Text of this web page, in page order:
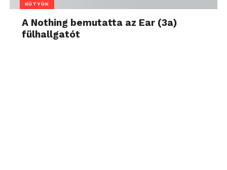
KÜTYÜK
A Nothing bemutatta az Ear (3a)
fülhallgatót